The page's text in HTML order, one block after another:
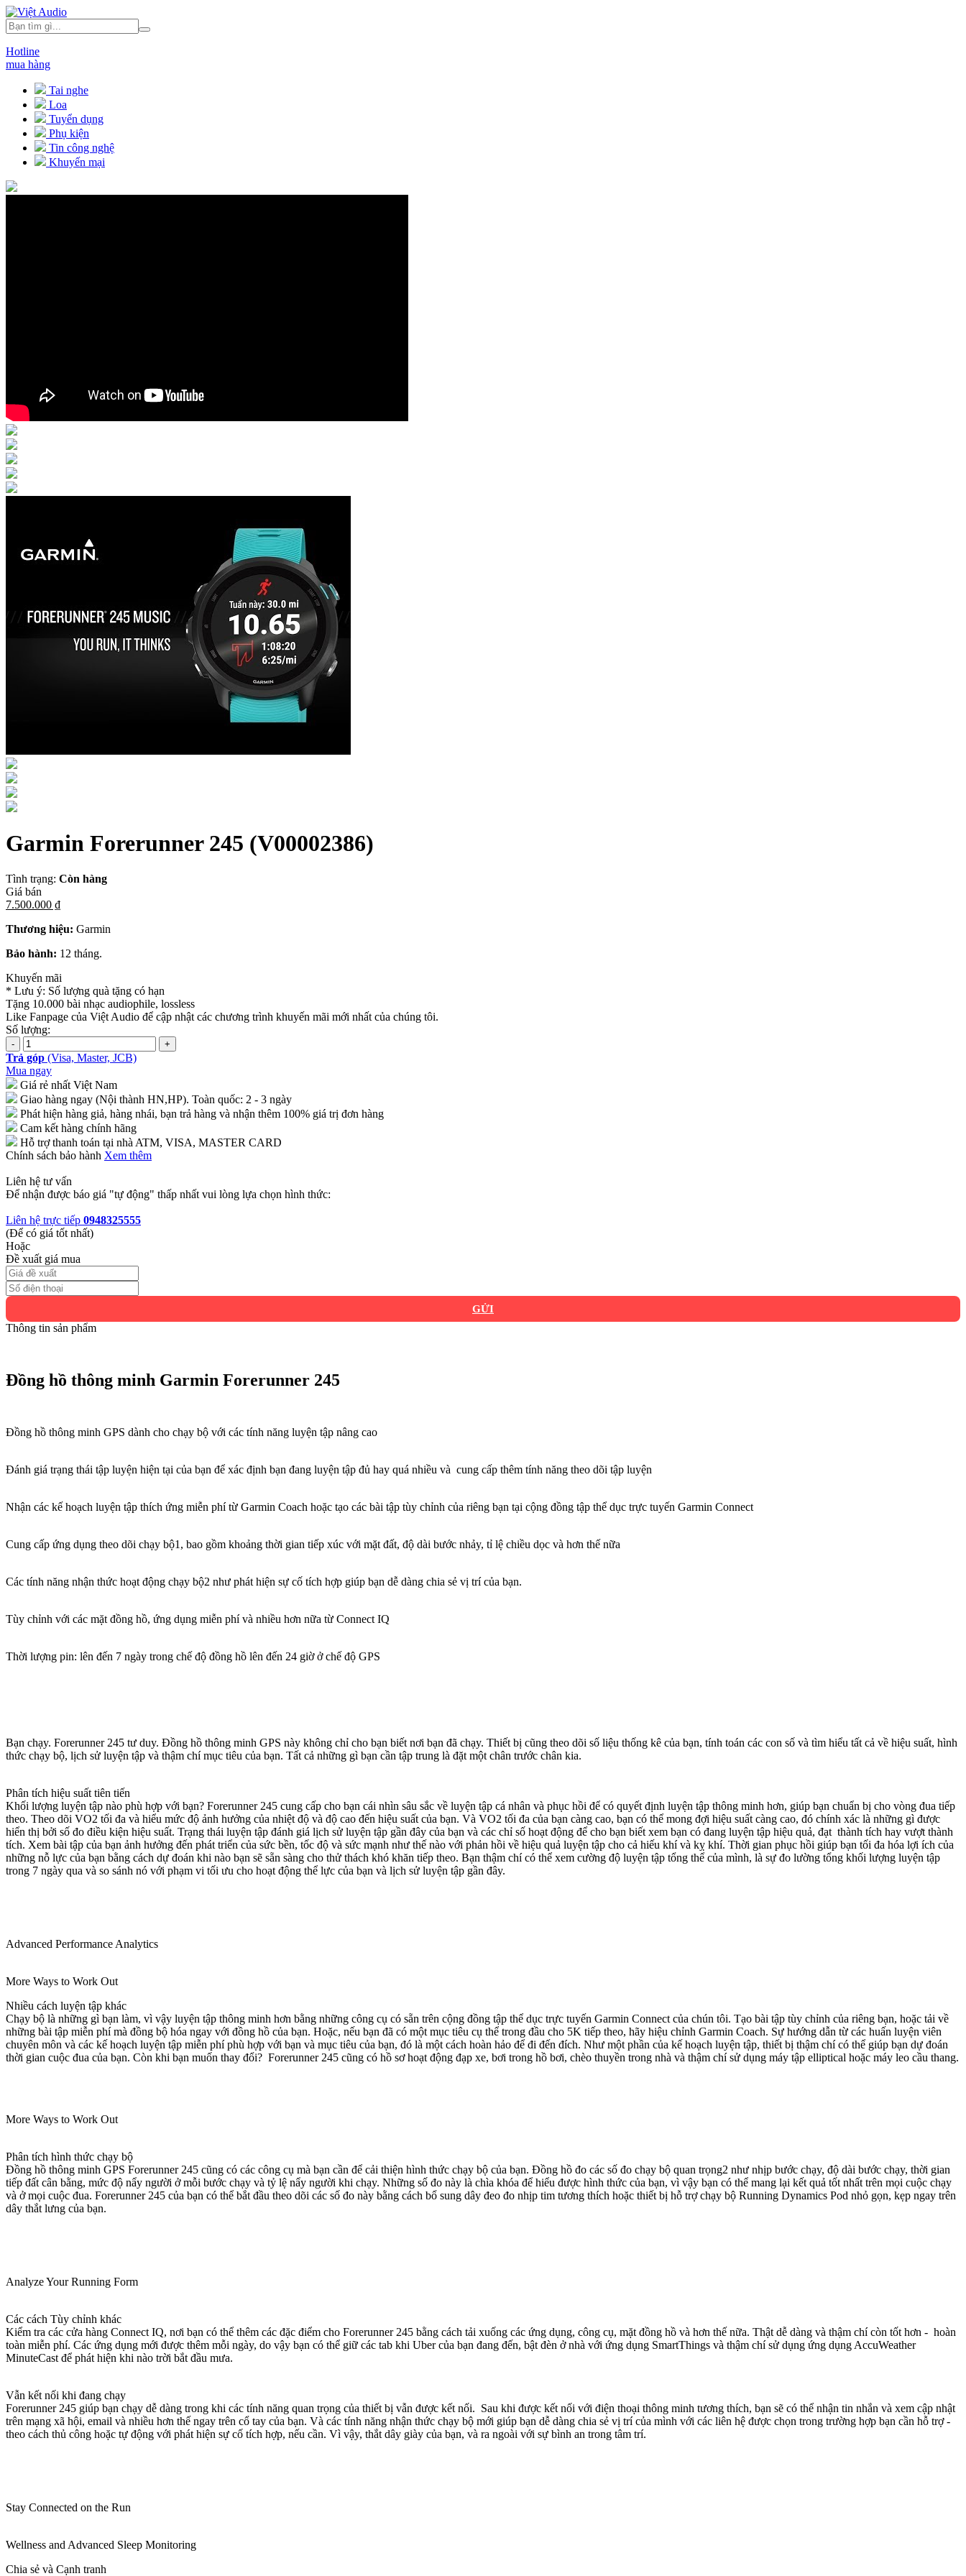
Hotline
mua hàng
Tai nghe
Loa
Tuyển dụng
Phụ kiện
Tin công nghệ
Khuyến mại
Garmin Forerunner 245 (V00002386)
Tình trạng: Còn hàng
Giá bán
7.500.000 ₫
Thương hiệu: Garmin
Bảo hành: 12 tháng.
Khuyến mãi
* Lưu ý: Số lượng quà tặng có hạn
Tặng 10.000 bài nhạc audiophile, lossless
Like Fanpage của Việt Audio để cập nhật các chương trình khuyến mãi mới nhất của chúng tôi.
Số lượng:
Trả góp (Visa, Master, JCB)
Mua ngay
Giá rẻ nhất Việt Nam
Giao hàng ngay (Nội thành HN,HP). Toàn quốc: 2 - 3 ngày
Phát hiện hàng giả, hàng nhái, bạn trả hàng và nhận thêm 100% giá trị đơn hàng
Cam kết hàng chính hãng
Hỗ trợ thanh toán tại nhà ATM, VISA, MASTER CARD
Chính sách bảo hành Xem thêm
Liên hệ tư vấn
Để nhận được báo giá "tự động" thấp nhất vui lòng lựa chọn hình thức:
Liên hệ trực tiếp 0948325555
(Để có giá tốt nhất)
Hoặc
Đề xuất giá mua
GỬI
Thông tin sản phẩm
Đồng hồ thông minh Garmin Forerunner 245
Đồng hồ thông minh GPS dành cho chạy bộ với các tính năng luyện tập nâng cao
Đánh giá trạng thái tập luyện hiện tại của bạn để xác định bạn đang luyện tập đủ hay quá nhiều và cung cấp thêm tính năng theo dõi tập luyện
Nhận các kế hoạch luyện tập thích ứng miễn phí từ Garmin Coach hoặc tạo các bài tập tùy chỉnh của riêng bạn tại cộng đồng tập thể dục trực tuyến Garmin Connect
Cung cấp ứng dụng theo dõi chạy bộ1, bao gồm khoảng thời gian tiếp xúc với mặt đất, độ dài bước nhảy, tỉ lệ chiều dọc và hơn thế nữa
Các tính năng nhận thức hoạt động chạy bộ2 như phát hiện sự cố tích hợp giúp bạn dễ dàng chia sẻ vị trí của bạn.
Tùy chỉnh với các mặt đồng hồ, ứng dụng miễn phí và nhiều hơn nữa từ Connect IQ
Thời lượng pin: lên đến 7 ngày trong chế độ đồng hồ lên đến 24 giờ ở chế độ GPS
Bạn chạy. Forerunner 245 tư duy. Đồng hồ thông minh GPS này không chỉ cho bạn biết nơi bạn đã chạy. Thiết bị cũng theo dõi số liệu thống kê của bạn, tính toán các con số và tìm hiểu tất cả về hiệu suất, hình
thức chạy bộ, lịch sử luyện tập và thậm chí mục tiêu của bạn. Tất cả những gì bạn cần tập trung là đặt một chân trước chân kia.
Phân tích hiệu suất tiên tiến
Khối lượng luyện tập nào phù hợp với bạn? Forerunner 245 cung cấp cho bạn cái nhìn sâu sắc về luyện tập cá nhân và phục hồi để có quyết định luyện tập thông minh hơn, giúp bạn chuẩn bị cho vòng đua tiếp
theo. Theo dõi VO2 tối đa và hiểu mức độ ảnh hưởng của nhiệt độ và độ cao đến hiệu suất của bạn. Và VO2 tối đa của bạn càng cao, bạn có thể mong đợi hiệu suất càng cao, đó chính xác là những gì được
hiển thị bởi số đo điều kiện hiệu suất. Trạng thái luyện tập đánh giá lịch sử luyện tập gần đây của bạn và các chỉ số hoạt động để cho bạn biết xem bạn có đang luyện tập hiệu quả, đạt thành tích hay vượt thành
tích. Xem bài tập của bạn ảnh hưởng đến phát triển của sức bền, tốc độ và sức mạnh như thế nào với phản hồi về hiệu quả luyện tập cho cả hiếu khí và kỵ khí. Thời gian phục hồi giúp bạn tối đa hóa lợi ích của
những nỗ lực của bạn bằng cách dự đoán khi nào bạn sẽ sẵn sàng cho thử thách khó khăn tiếp theo. Bạn thậm chí có thể xem cường độ luyện tập tổng thể của mình, là sự đo lường tổng khối lượng luyện tập
trong 7 ngày qua và so sánh nó với phạm vi tối ưu cho hoạt động thể lực của bạn và lịch sử luyện tập gần đây.
Advanced Performance Analytics
More Ways to Work Out
Nhiều cách luyện tập khác
Chạy bộ là những gì bạn làm, vì vậy luyện tập thông minh hơn bằng những công cụ có sẵn trên cộng đồng tập thể dục trực tuyến Garmin Connect của chún tôi. Tạo bài tập tùy chỉnh của riêng bạn, hoặc tải về
những bài tập miễn phí mà đồng bộ hóa ngay với đồng hồ của bạn. Hoặc, nếu bạn đã có một mục tiêu cụ thể trong đầu cho 5K tiếp theo, hãy hiệu chỉnh Garmin Coach. Sự hướng dẫn từ các huấn luyện viên
chuyên môn và các kế hoạch luyện tập miễn phí phù hợp với bạn và mục tiêu của bạn, đó là một cách hoàn hảo để đi đến đích. Như một phần của kế hoạch luyện tập, thiết bị thậm chí có thể giúp bạn dự đoán
thời gian cuộc đua của bạn. Còn khi bạn muốn thay đổi? Forerunner 245 cũng có hồ sơ hoạt động đạp xe, bơi trong hồ bơi, chèo thuyền trong nhà và thậm chí sử dụng máy tập elliptical hoặc máy leo cầu thang.
More Ways to Work Out
Phân tích hình thức chạy bộ
Đồng hồ thông minh GPS Forerunner 245 cũng có các công cụ mà bạn cần để cải thiện hình thức chạy bộ của bạn. Đồng hồ đo các số đo chạy bộ quan trọng2 như nhịp bước chạy, độ dài bước chạy, thời gian
tiếp đất cân bằng, mức độ nẩy người ở mỗi bước chạy và tỷ lệ nẩy người khi chạy. Những số đo này là chìa khóa để hiểu được hình thức của bạn, vì vậy bạn có thể mang lại kết quả tốt nhất trên mọi cuộc chạy
và ở mọi cuộc đua. Forerunner 245 của bạn có thể bắt đầu theo dõi các số đo này bằng cách bổ sung dây đeo đo nhịp tim tương thích hoặc thiết bị hỗ trợ chạy bộ Running Dynamics Pod nhỏ gọn, kẹp ngay trên
dây thắt lưng của bạn.
Analyze Your Running Form
Các cách Tùy chỉnh khác
Kiểm tra các cửa hàng Connect IQ, nơi bạn có thể thêm các đặc điểm cho Forerunner 245 bằng cách tải xuống các ứng dụng, công cụ, mặt đồng hồ và hơn thế nữa. Thật dễ dàng và thậm chí còn tốt hơn - hoàn
toàn miễn phí. Các ứng dụng mới được thêm mỗi ngày, do vậy bạn có thể giữ các tab khi Uber của bạn đang đến, bật đèn ở nhà với ứng dụng SmartThings và thậm chí sử dụng ứng dụng AccuWeather
MinuteCast để phát hiện khi nào trời bắt đầu mưa.
Vẫn kết nối khi đang chạy
Forerunner 245 giúp bạn chạy dễ dàng trong khi các tính năng quan trọng của thiết bị vẫn được kết nối. Sau khi được kết nối với điện thoại thông minh tương thích, bạn sẽ có thể nhận tin nhắn và xem cập nhật
trên mạng xã hội, email và nhiều hơn thế ngay trên cổ tay của bạn. Và các tính năng nhận thức chạy bộ mới giúp bạn dễ dàng chia sẻ vị trí của mình với các liên hệ được chọn trong trường hợp bạn cần hỗ trợ -
theo cách thủ công hoặc tự động với phát hiện sự cố tích hợp, nếu cần. Vì vậy, thắt dây giày của bạn, và ra ngoài với sự bình an trong tâm trí.
Stay Connected on the Run
Wellness and Advanced Sleep Monitoring
Chia sẻ và Cạnh tranh